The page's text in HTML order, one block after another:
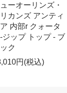
ーオーリンズ・
カンズ アンティ
内部r クォータ
ジップ トップ - ブ
ク
円(税込)